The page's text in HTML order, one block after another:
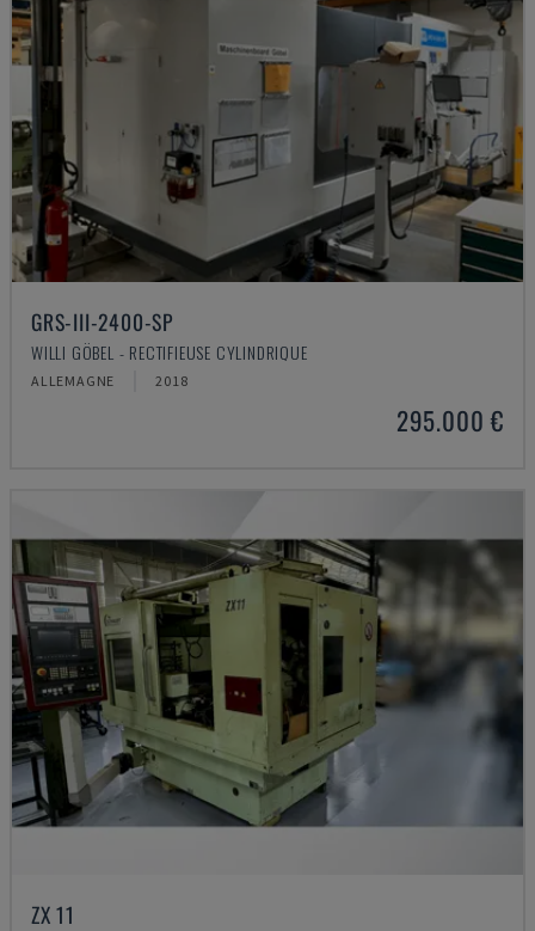
GRS-III-2400-SP
WILLI GÖBEL - RECTIFIEUSE CYLINDRIQUE
ALLEMAGNE 2018
295.000 €
ZX 11